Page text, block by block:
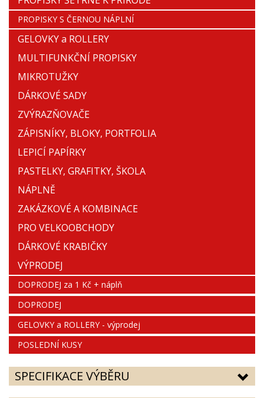
PROPISKY S ČERNOU NÁPLNÍ
GELOVKY a ROLLERY
MULTIFUNKČNÍ PROPISKY
MIKROTUŽKY
DÁRKOVÉ SADY
ZVÝRAZŇOVAČE
ZÁPISNÍKY, BLOKY, PORTFOLIA
LEPICÍ PAPÍRKY
PASTELKY, GRAFITKY, ŠKOLA
NÁPLNĚ
ZAKÁZKOVÉ A KOMBINACE
PRO VELKOOBCHODY
DÁRKOVÉ KRABIČKY
VÝPRODEJ
DOPRODEJ za 1 Kč + náplň
DOPRODEJ
GELOVKY a ROLLERY - výprodej
POSLEDNÍ KUSY
SPECIFIKACE VÝBĚRU